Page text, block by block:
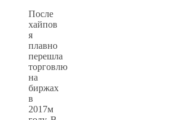
После
хайпов
я
плавно
перешла
торговлю
на
биржах
в
2017м